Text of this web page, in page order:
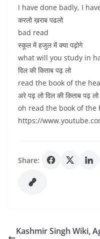
I have done badly, I
करलो ख़राब पढलो
bad read
स्कूल में हजुल में क्या पढ़ोगे
what will you study in
दिल की किताब पढ़ लो
read the book of the
अरे पढ़ लो दिल की किताब पढ़ लो
oh read the book of the
https://
Share:
Kashmir Singh Wiki,